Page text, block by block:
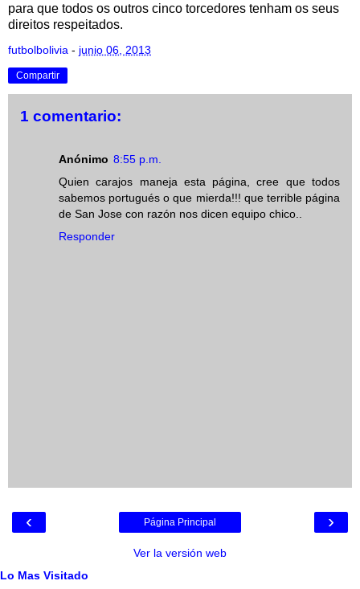
para que todos os outros cinco torcedores tenham os seus
direitos respeitados.
futbolbolivia - junio 06, 2013
Compartir
1 comentario:
Anónimo 8:55 p.m.
Quien carajos maneja esta página, cree que todos
sabemos portugués o que mierda!!! que terrible página
de San Jose con razón nos dicen equipo chico..
Responder
‹ ›
Página Principal
Ver la versión web
Lo Mas Visitado